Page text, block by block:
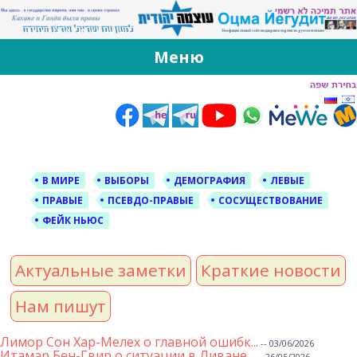
За Оцма Йегудит
עוצמה יהודית ברוסית ובעברית
Меню
В МИРЕ ВЫБОРЫ ДЕМОГРАФИЯ
ЛЕВЫЕ
ПРАВЫЕ
ПСЕВДО-ПРАВЫЕ
СОСУЩЕСТВОВАНИЕ
ФЕЙК НЬЮС
Актуальные заметки
Краткие новости
Нам пишут
Лимор Сон Хар-Мелех о главной ошибк... -- 03/06/2026